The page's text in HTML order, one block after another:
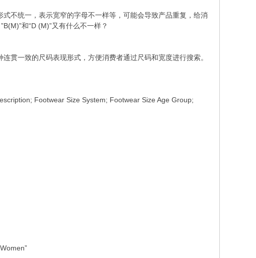
不统一，表示宽窄的字母不一样等，可能会导致产品重复，给消
和“D (M)”又有什么不一样？
贯一致的尺码表现形式，方便消费者通过尺码和宽度进行搜索。
Footwear Size System; Footwear Size Age Group;